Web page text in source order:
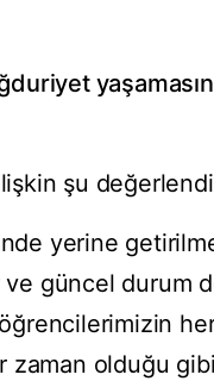
şu
yerine
güncel durum
zaman olduğu